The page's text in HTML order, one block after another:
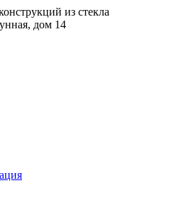
из стекла
дом 14